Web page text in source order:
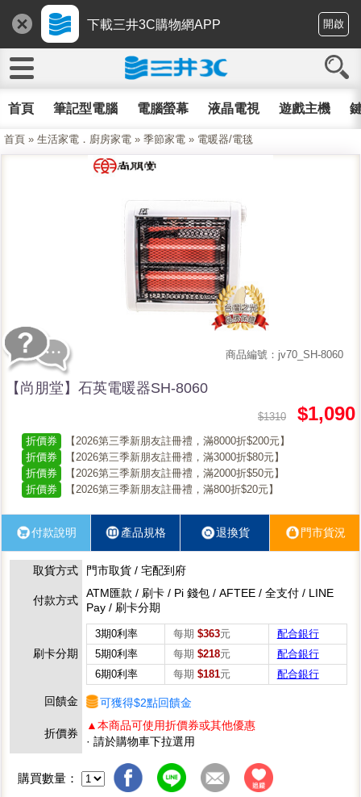
下載三井3C購物網APP 開啟
首頁 筆記型電腦 電腦螢幕 液晶電視 遊戲主機
首頁 » 生活家電．廚房家電 » 季節家電 » 電暖器/電毯
商品編號：jv70_SH-8060
【尚朋堂】石英電暖器SH-8060
$1310 $1,090
折價券
【2026第三季新朋友註冊禮，滿8000折$200元】
折價券
【2026第三季新朋友註冊禮，滿3000折$80元】
折價券
【2026第三季新朋友註冊禮，滿2000折$50元】
折價券
【2026第三季新朋友註冊禮，滿800折$20元】
付款說明 產品規格 退換貨 門市貨況
取貨方式 門市取貨 / 宅配到府
付款方式
ATM匯款 / 刷卡 / Pi 錢包 / AFTEE / 全支付 / LINE
Pay / 刷卡分期
刷卡分期
3期0利率 每期 $363元
配合銀行
5期0利率
每期 $218元
配合銀行
6期0利率
每期 $181元 配合銀行
回饋金 可獲得$2點回饋金
折價券
▲本商品可使用折價券或其他優惠
· 請於購物車下拉選用
購買數量：